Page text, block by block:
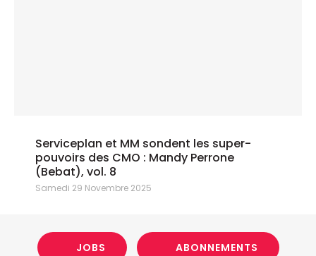
Serviceplan et MM sondent les super-
pouvoirs des CMO : Mandy Perrone
(Bebat), vol. 8
Samedi 29 Novembre 2025
JOBS ABONNEMENTS